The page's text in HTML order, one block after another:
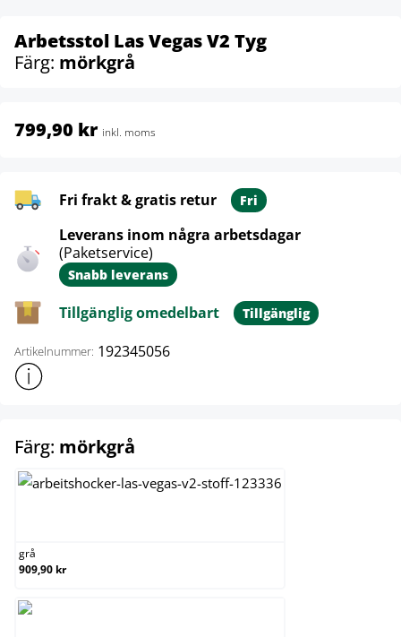
Arbetsstol Las Vegas V2 Tyg
Färg: mörkgrå
799,90 kr inkl. moms
Fri frakt & gratis retur Fri
Leverans inom några arbetsdagar
(Paketservice)
Snabb leverans
Tillgänglig omedelbart Tillgänglig
Artikelnummer: 192345056
Visa mer produktinformation
Färg: mörkgrå
grå
909,90 kr